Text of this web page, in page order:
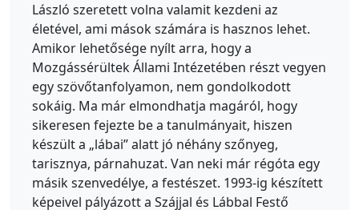
László szeretett volna valamit kezdeni az
életével, ami mások számára is hasznos lehet.
Amikor lehetősége nyílt arra, hogy a
Mozgássérültek Állami Intézetében részt vegyen
egy szövőtanfolyamon, nem gondolkodott
sokáig. Ma már elmondhatja magáról, hogy
sikeresen fejezte be a tanulmányait, hiszen
készült a „lábai” alatt jó néhány szőnyeg,
tarisznya, párnahuzat. Van neki már régóta egy
másik szenvedélye, a festészet. 1993-ig készített
képeivel pályázott a Szájjal és Lábbal Festő